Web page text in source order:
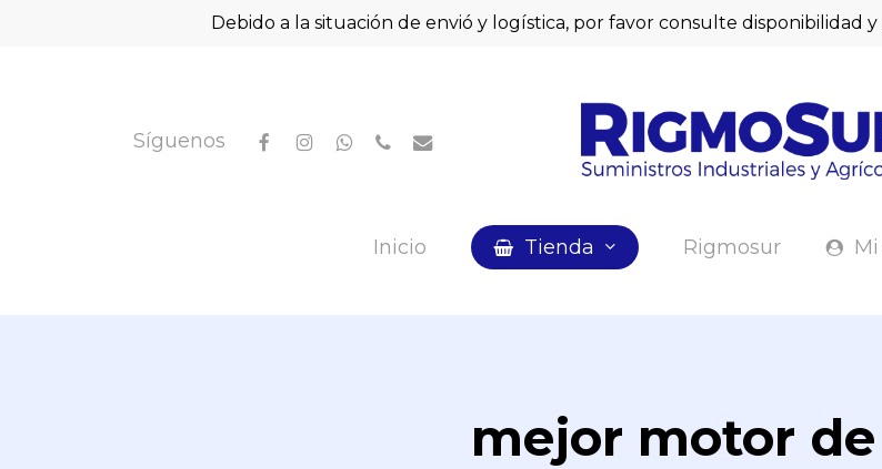
Debido a la situación de envió y logística, por favor consulte disponibilidad
Síguenos facebookinstagram
whatsapp
phoneemail
Inicio Tienda Rigmosur
mejor motor